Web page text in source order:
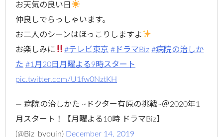
お天気の良い日
仲良しでらっしゃいます。
お二人のシーンはほっこりしますよ
お楽しみに
#テレビ東京 #ドラマBiz #病院の治しか
た #1月20日月曜よる9時スタート
pic.twitter.com/U1fw0NztKH
— 病院の治しかた ~ドクター有原の挑戦~＠2020年1
月スタート！【月曜よる10時 ドラマBiz】
(@Biz_byouin) December 14, 2019